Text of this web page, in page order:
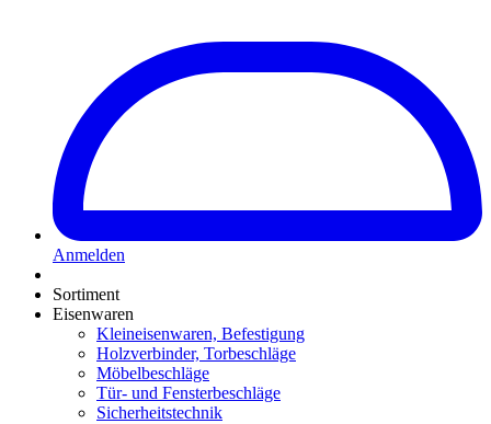
Anmelden
Sortiment
Eisenwaren
Kleineisenwaren, Befestigung
Holzverbinder, Torbeschläge
Möbelbeschläge
Tür- und Fensterbeschläge
Sicherheitstechnik